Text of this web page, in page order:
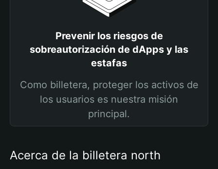
Prevenir los riesgos de
sobreautorización de dApps y las
estafas
Como billetera, proteger los activos de
los usuarios es nuestra misión
principal.
Acerca de la billetera north